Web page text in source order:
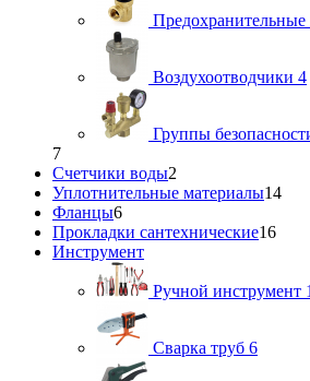
Воздухоотводчики 4
Группы
7
Счетчики воды2
Уплотнительные материалы14
Фланцы6
Прокладки сантехнические16
Инструмент
Ручной инструмент
Сварка труб 6